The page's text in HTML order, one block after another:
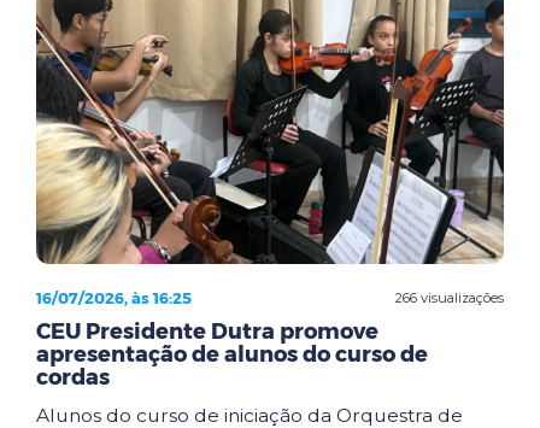
266 visualizações
16/07/2026, às 16:25
CEU Presidente Dutra promove
apresentação de alunos do curso de
cordas
Alunos do curso de iniciação da Orquestra de